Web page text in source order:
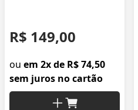
R$ 149,00
ou em 2x de R$ 74,50
sem juros no cartão